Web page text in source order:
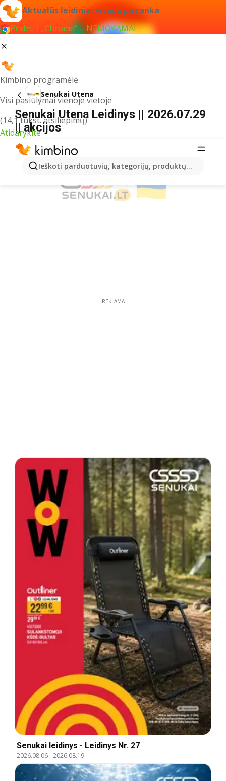
Aktualūs leidiniai visada po ranka
Pridėti į „Chrome“ – NEMOKAMAI
Kimbino programėlė
Visi pasiūlymai vienoje vietoje
(14,1 tūkst. atsiliepimų)
Atidarykite
Ieškoti parduotuvių, kategorijų, produktų...
Senukai Utena
Senukai Utena Leidinys || 2026.07.29
|| akcijos
REKLAMA
Senukai leidinys - Leidinys Nr. 27
2026.08.06-2026.08.19